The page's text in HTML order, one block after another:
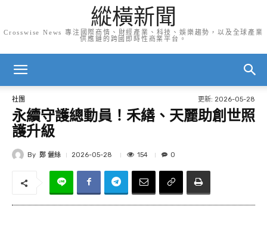
縱橫新聞
Crosswise News 專注國際商情、財經產業、科技、娛樂趨勢，以及全球產業
供應鏈的跨國即時性商業平台。
社團 更新: 2026-05-28
永續守護總動員！禾繕、天麗助創世照
護升級
By 鄭 儷絲 2026-05-28 154 0